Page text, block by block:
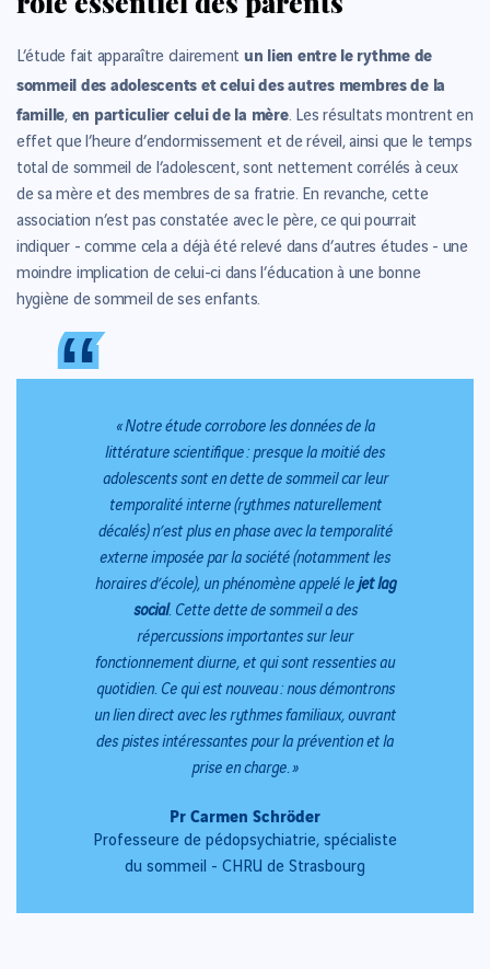
L’étude fait apparaître clairement un lien entre le rythme de
sommeil des adolescents et celui des autres membres de la
famille, en particulier celui de la mère. Les résultats montrent en
effet que l’heure d’endormissement et de réveil, ainsi que le temps
total de sommeil de l’adolescent, sont nettement corrélés à ceux
de sa mère et des membres de sa fratrie. En revanche, cette
association n’est pas constatée avec le père, ce qui pourrait
indiquer - comme cela a déjà été relevé dans d’autres études - une
moindre implication de celui-ci dans l’éducation à une bonne
hygiène de sommeil de ses enfants.
“
“
« Notre étude corrobore les données de la
littérature scientifique : presque la moitié des
adolescents sont en dette de sommeil car leur
temporalité interne (rythmes naturellement
décalés) n’est plus en phase avec la temporalité
externe imposée par la société (notamment les
horaires d’école), un phénomène appelé lejet lag
social. Cette dette de sommeil a des
répercussions importantes sur leur
fonctionnement diurne, et qui sont ressenties au
quotidien. Ce qui est nouveau : nous démontrons
un lien direct avec les rythmes familiaux, ouvrant
des pistes intéressantes pour la prévention et la
prise en charge. »
Pr Carmen Schröder
Professeure de pédopsychiatrie, spécialiste
du sommeil - CHRU de Strasbourg